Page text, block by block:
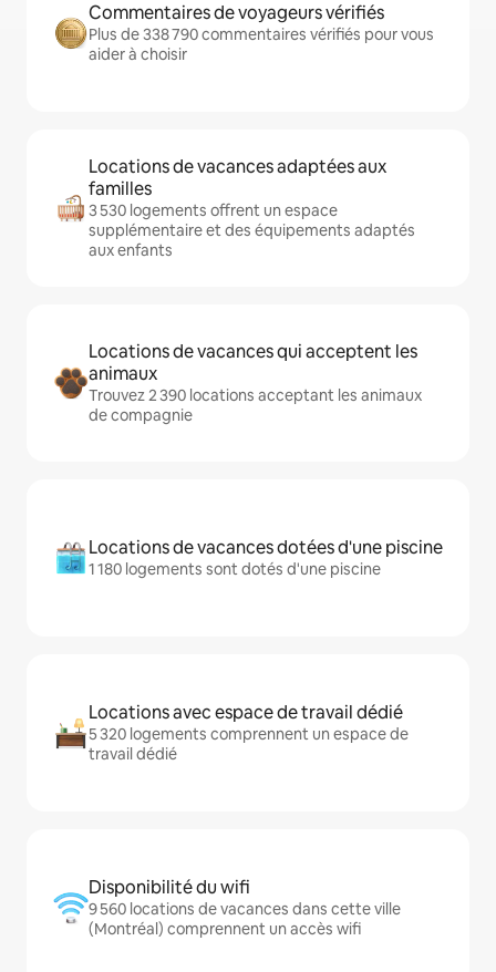
Commentaires de voyageurs vérifiés
Plus de 338 790 commentaires vérifiés pour vous
aider à choisir
Locations de vacances adaptées aux
familles
3 530 logements offrent un espace
supplémentaire et des équipements adaptés
aux enfants
Locations de vacances qui acceptent les
animaux
Trouvez 2 390 locations acceptant les animaux
de compagnie
Locations de vacances dotées d'une piscine
1 180 logements sont dotés d'une piscine
Locations avec espace de travail dédié
5 320 logements comprennent un espace de
travail dédié
Disponibilité du wifi
9 560 locations de vacances dans cette ville
(Montréal) comprennent un accès wifi